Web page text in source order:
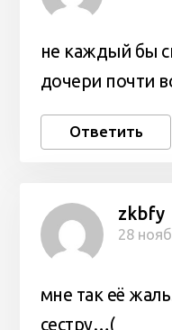
не каждый бы
дочери почти
Ответить
zkbfy
28
мне так её
сестру…(